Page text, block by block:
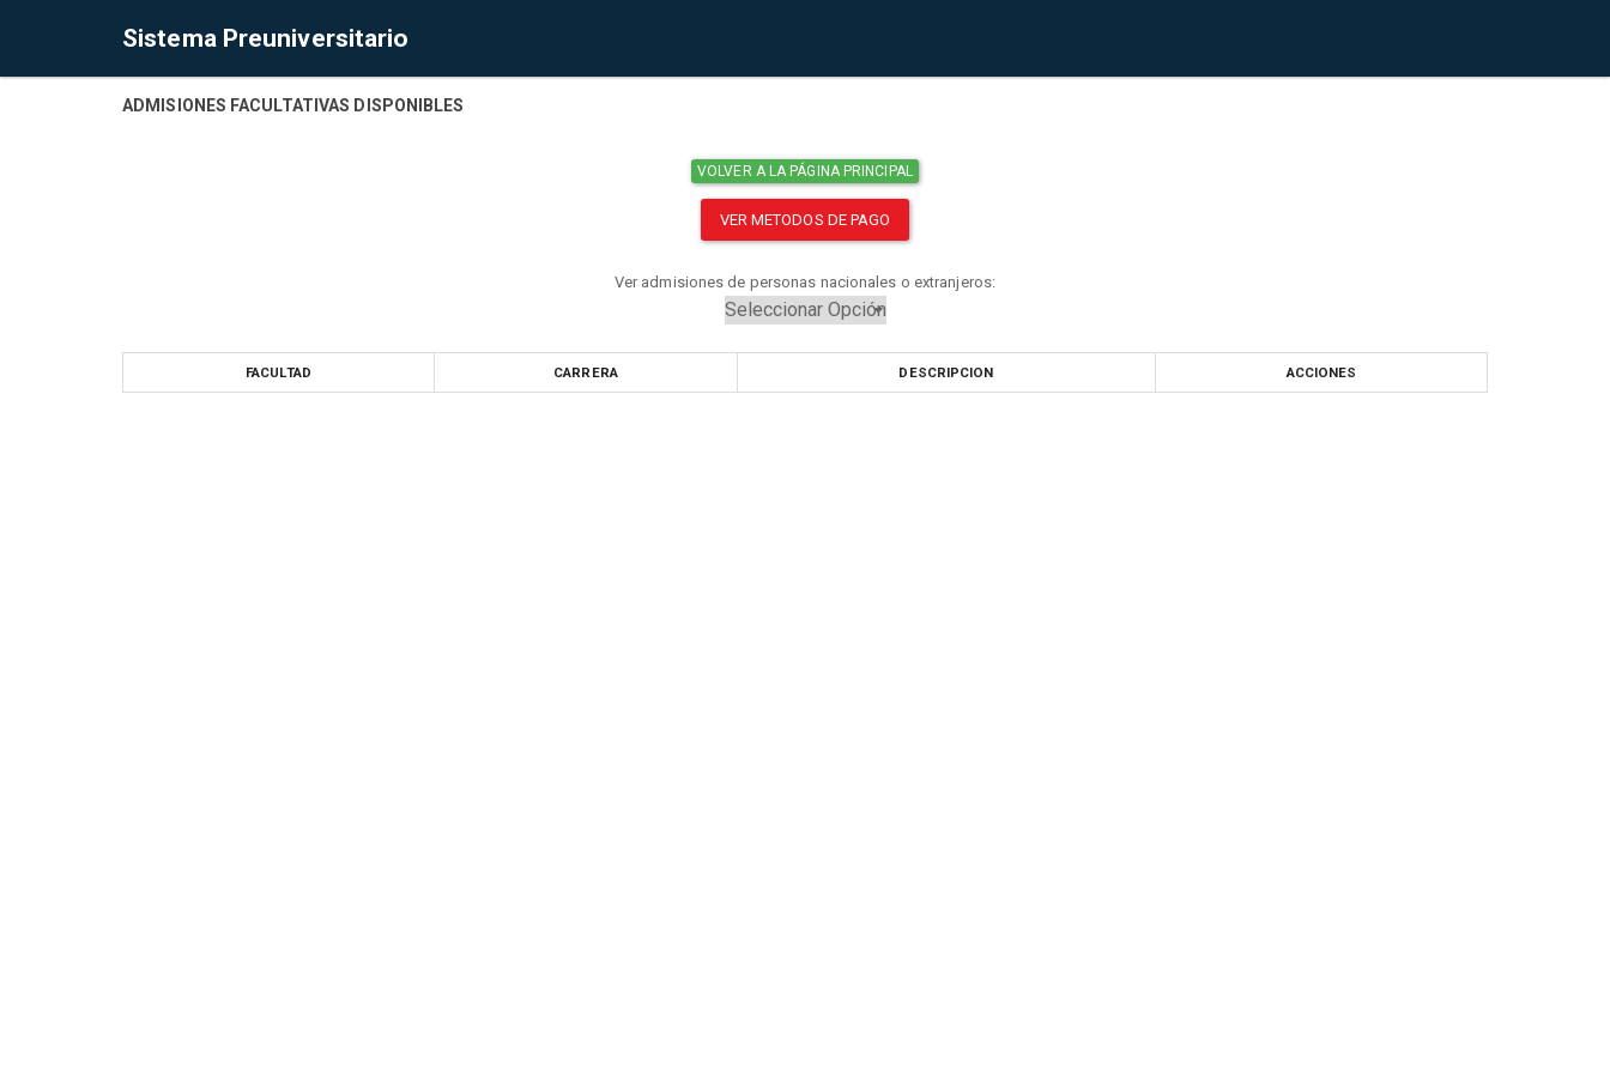
Sistema Preuniversitario
ADMISIONES FACULTATIVAS DISPONIBLES
VOLVER A LA PÁGINA PRINCIPAL
VER METODOS DE PAGO
Ver admisiones de personas nacionales o extranjeros:
FACULTAD CARRERA DESCRIPCION ACCIONES